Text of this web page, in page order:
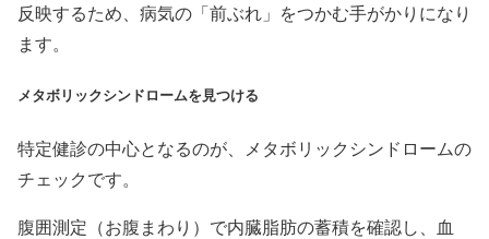
反映するため、病気の「前ぶれ」をつかむ手がかりになり
ます。
メタボリックシンドロームを見つける
特定健診の中心となるのが、メタボリックシンドロームの
チェックです。
腹囲測定（お腹まわり）で内臓脂肪の蓄積を確認し、血